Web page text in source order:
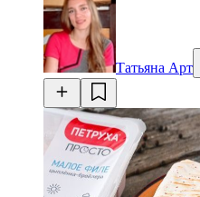
Татьяна Арт